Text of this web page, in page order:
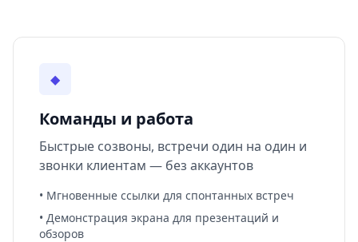
◆
Команды и работа
Быстрые созвоны, встречи один на один и
звонки клиентам — без аккаунтов
• Мгновенные ссылки для спонтанных встреч
• Демонстрация экрана для презентаций и
обзоров